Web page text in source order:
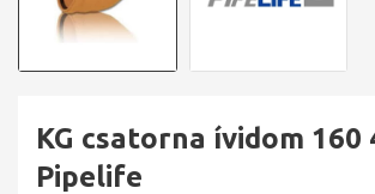
KG csatorna ívidom 160
Pipelife